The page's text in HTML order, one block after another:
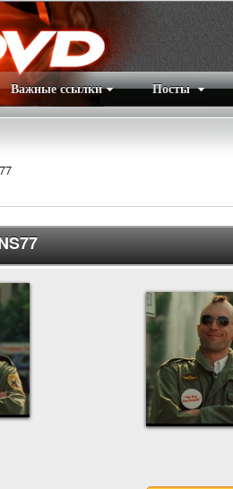
Важные ссылки Посты